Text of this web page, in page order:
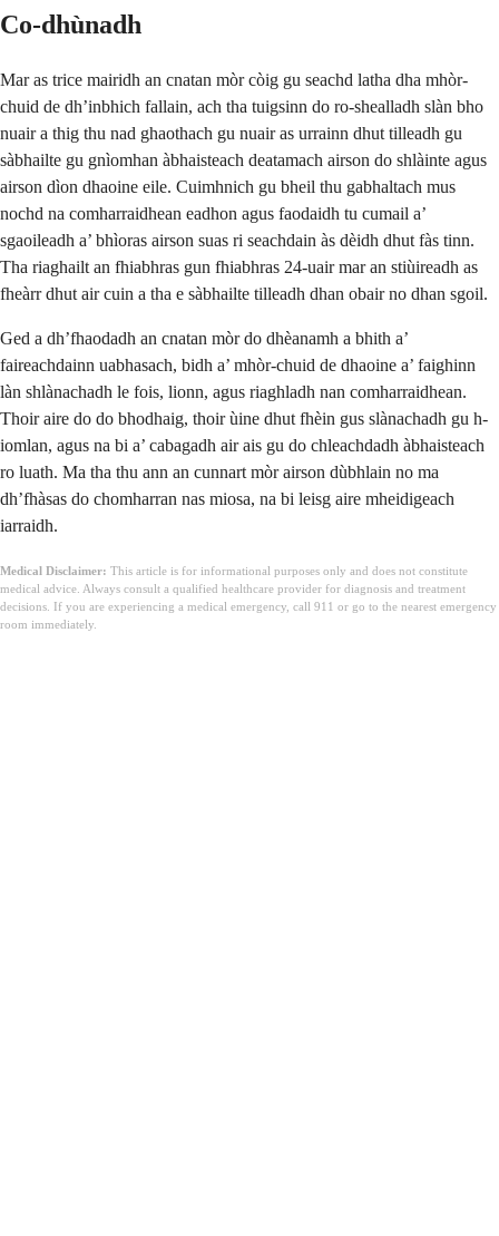
Co-dhùnadh
Mar as trice mairidh an cnatan mòr còig gu seachd latha dha mhòr-
chuid de dh’inbhich fallain, ach tha tuigsinn do ro-shealladh slàn bho
nuair a thig thu nad ghaothach gu nuair as urrainn dhut tilleadh gu
sàbhailte gu gnìomhan àbhaisteach deatamach airson do shlàinte agus
airson dìon dhaoine eile. Cuimhnich gu bheil thu gabhaltach mus
nochd na comharraidhean eadhon agus faodaidh tu cumail a’
sgaoileadh a’ bhìoras airson suas ri seachdain às dèidh dhut fàs tinn.
Tha riaghailt an fhiabhras gun fhiabhras 24-uair mar an stiùireadh as
fheàrr dhut air cuin a tha e sàbhailte tilleadh dhan obair no dhan sgoil.
Ged a dh’fhaodadh an cnatan mòr do dhèanamh a bhith a’
faireachdainn uabhasach, bidh a’ mhòr-chuid de dhaoine a’ faighinn
làn shlànachadh le fois, lionn, agus riaghladh nan comharraidhean.
Thoir aire do do bhodhaig, thoir ùine dhut fhèin gus slànachadh gu h-
iomlan, agus na bi a’ cabagadh air ais gu do chleachdadh àbhaisteach
ro luath. Ma tha thu ann an cunnart mòr airson dùbhlain no ma
dh’fhàsas do chomharran nas miosa, na bi leisg aire mheidigeach
iarraidh.
Medical Disclaimer: This article is for informational purposes only and does not constitute
medical advice. Always consult a qualified healthcare provider for diagnosis and treatment
decisions. If you are experiencing a medical emergency, call 911 or go to the nearest emergency
room immediately.